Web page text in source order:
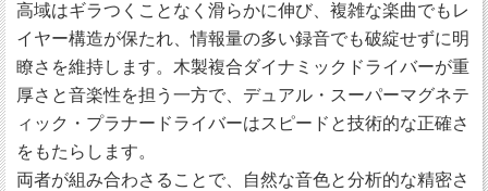
高域はギラつくことなく滑らかに伸び、複雑な楽曲でもレ
イヤー構造が保たれ、情報量の多い録音でも破綻せずに明
瞭さを維持します。木製複合ダイナミックドライバーが重
厚さと音楽性を担う一方で、デュアル・スーパーマグネテ
ィック・プラナードライバーはスピードと技術的な正確さ
をもたらします。
両者が組み合わさることで、自然な音色と分析的な精密さ